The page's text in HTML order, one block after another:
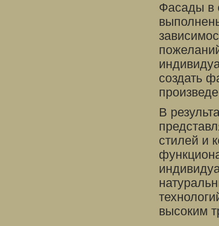
Фасады в
создать
В
стилей и
высоким